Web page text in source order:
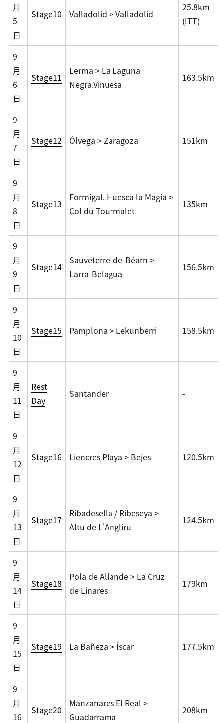
月
5
日
Stage10 Valladolid > Valladolid
25.8km
(ITT)
9
月
6
日
Stage11
Lerma > La Laguna
Negra.Vinuesa
163.5km
9
月
7
日
Stage12 Ólvega > Zaragoza 151km
9
月
8
日
Stage13
Formigal. Huesca la Magia >
Col du Tourmalet
135km
9
月
9
日
Stage14
Sauveterre-de-Béarn >
Larra-Belagua
156.5km
9
月
10
日
Stage15 Pamplona > Lekunberri 158.5km
9
月
11
日
Rest
Day
Santander -
9
月
12
日
Stage16 Liencres Playa > Bejes 120.5km
9
月
13
日
Stage17
Ribadesella / Ribeseya >
Altu de L'Angliru
124.5km
9
月
14
日
Stage18
Pola de Allande > La Cruz
de Linares
179km
9
月
15
日
Stage19 La Bañeza > Íscar 177.5km
9
月
16
Stage20
Manzanares El Real >
Guadarrama
208km